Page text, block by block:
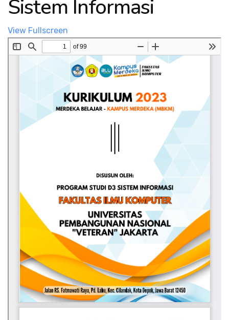
Sistem Informasi
View Fullscreen